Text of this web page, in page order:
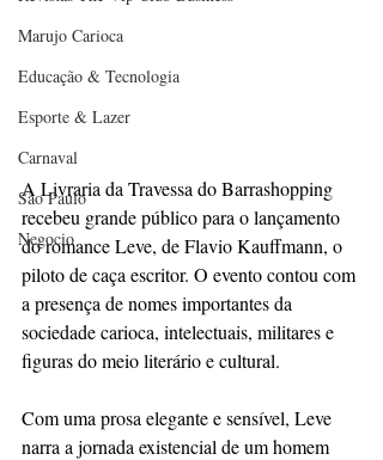
Marujo Carioca
Educação & Tecnologia
Esporte & Lazer
Carnaval
São Paulo
Negocio
A Livraria da Travessa do Barrashopping
recebeu grande público para o lançamento
do romance Leve, de Flavio Kauffmann, o
piloto de caça escritor. O evento contou com
a presença de nomes importantes da
sociedade carioca, intelectuais, militares e
figuras do meio literário e cultural.
Com uma prosa elegante e sensível, Leve
narra a jornada existencial de um homem